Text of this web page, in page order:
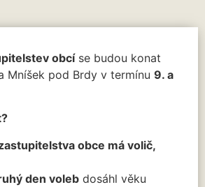
obcíse budou konat
Mníšek pod Brdy v termínu 9. a
obce má volič,
den voleb dosáhl věku